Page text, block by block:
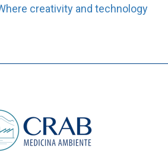
creativity and technology